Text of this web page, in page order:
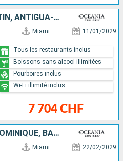
ÉTATS-UNIS, SAINT-MARTIN, ANTIGUA-ET-BARBUDA, DOMINIQUE, GUADELOUPE, SAINT VINCENT-ET-LES-GRENADINES, MEXIQUE, JAMAÏQUE, CAÏMANS (ÎLES)
Miami 11/01/2029
7 704 CHF
Tous les restaurants inclus
Boissons sans alcool illimitées
Pourboires inclus
Wi-Fi illimité inclus
ANTIGUA-ET-BARBUDA, DOMINIQUE, BARBADE, SAINTE-LUCIE, GUADELOUPE, SAINT VINCENT-ET-LES-GRENADINES, ÉTATS-UNIS, MEXIQUE, JAMAÏQUE, CAÏMANS (ÎLES)
Miami 22/02/2029